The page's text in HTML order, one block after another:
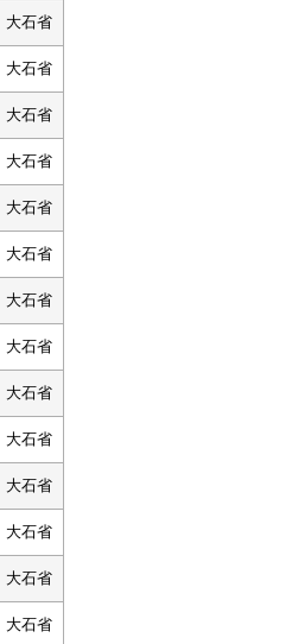
大石省
大石省
大石省
大石省
大石省
大石省
大石省
大石省
大石省
大石省
大石省
大石省
大石省
大石省